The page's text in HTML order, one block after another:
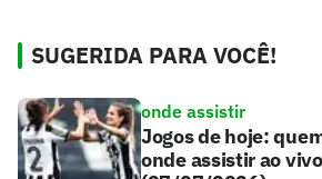
SUGERIDA PARA VOCÊ!
onde assistir
Jogos de hoje:
onde assistir ao